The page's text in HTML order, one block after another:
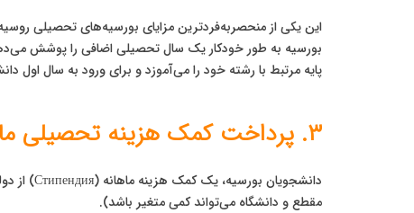
این یکی از منحصربه‌فردترین مزایای بورسیه‌های تحصیلی
پایه مرتبط با رشته خود را می‌آموزد و برای ورود به سال
۳. پرداخت کمک هزینه تحصیلی ماهانه (استیپند)
مقطع و دانشگاه می‌تواند کمی متغیر باشد).